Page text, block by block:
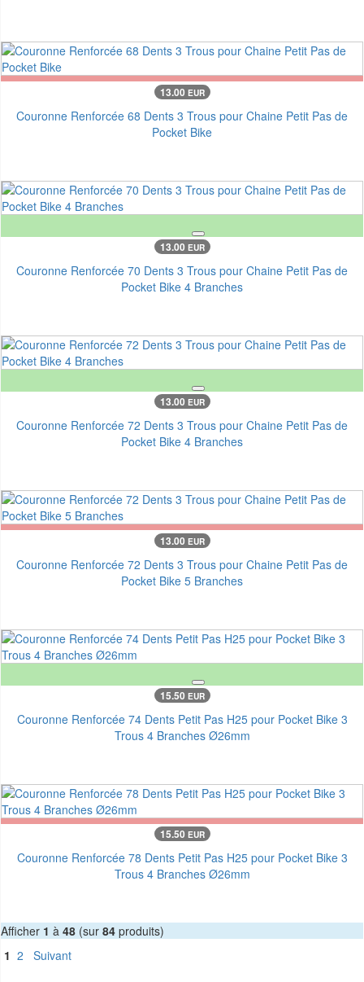
13.00 EUR
Couronne Renforcée 68 Dents 3 Trous pour Chaine Petit Pas de
Pocket Bike
13.00 EUR
Couronne Renforcée 70 Dents 3 Trous pour Chaine Petit Pas de
Pocket Bike 4 Branches
13.00 EUR
Couronne Renforcée 72 Dents 3 Trous pour Chaine Petit Pas de
Pocket Bike 4 Branches
13.00 EUR
Couronne Renforcée 72 Dents 3 Trous pour Chaine Petit Pas de
Pocket Bike 5 Branches
15.50 EUR
Couronne Renforcée 74 Dents Petit Pas H25 pour Pocket Bike 3
Trous 4 Branches Ø26mm
15.50 EUR
Couronne Renforcée 78 Dents Petit Pas H25 pour Pocket Bike 3
Trous 4 Branches Ø26mm
Afficher 1 à 48 (sur 84 produits)
1 2 Suivant